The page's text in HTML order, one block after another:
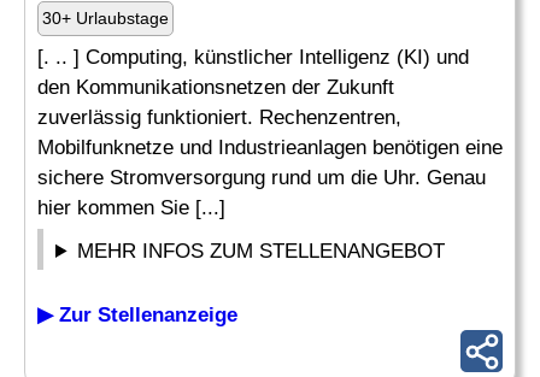
30+ Urlaubstage
[. .. ] Computing, künstlicher Intelligenz (KI) und
den Kommunikationsnetzen der Zukunft
zuverlässig funktioniert. Rechenzentren,
Mobilfunknetze und Industrieanlagen benötigen eine
sichere Stromversorgung rund um die Uhr. Genau
hier kommen Sie [...]
MEHR INFOS ZUM STELLENANGEBOT
▶ Zur Stellenanzeige